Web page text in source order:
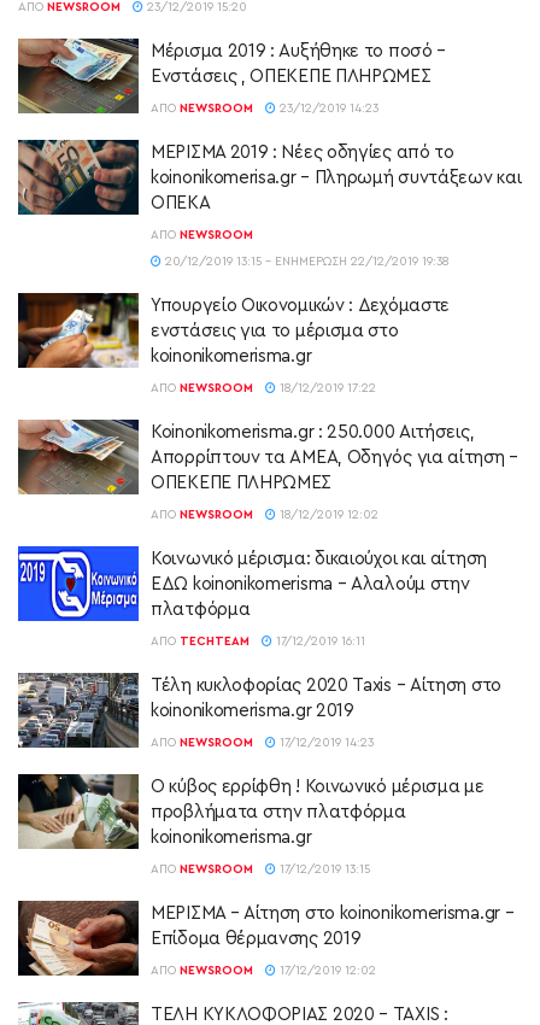
ΑΠΌ NEWSROOM 23/12/2019 15:20
Μέρισμα 2019 : Αυξήθηκε το ποσό –
Ενστάσεις , ΟΠΕΚΕΠΕ ΠΛΗΡΩΜΕΣ
ΑΠΌ NEWSROOM 23/12/2019 14:23
ΜΕΡΙΣΜΑ 2019 : Νέες οδηγίες από το
koinonikomerisa.gr – Πληρωμή συντάξεων και
ΟΠΕΚΑ
ΑΠΌ NEWSROOM
20/12/2019 13:15 - ΕΝΗΜΈΡΩΣΗ 22/12/2019 19:38
Υπουργείο Οικονομικών : Δεχόμαστε
ενστάσεις για το μέρισμα στο
koinonikomerisma.gr
ΑΠΌ NEWSROOM 18/12/2019 17:22
Koinonikomerisma.gr : 250.000 Αιτήσεις,
Απορρίπτουν τα ΑΜΕΑ, Οδηγός για αίτηση –
ΟΠΕΚΕΠΕ ΠΛΗΡΩΜΕΣ
ΑΠΌ NEWSROOM 18/12/2019 12:02
Κοινωνικό μέρισμα: δικαιούχοι και αίτηση
ΕΔΩ koinonikomerisma – Αλαλούμ στην
πλατφόρμα
ΑΠΌ TECHTEAM 17/12/2019 16:11
Τέλη κυκλοφορίας 2020 Taxis – Αίτηση στο
koinonikomerisma.gr 2019
ΑΠΌ NEWSROOM 17/12/2019 14:23
Ο κύβος ερρίφθη ! Κοινωνικό μέρισμα με
προβλήματα στην πλατφόρμα
koinonikomerisma.gr
ΑΠΌ NEWSROOM 17/12/2019 13:15
ΜΕΡΙΣΜΑ – Αίτηση στο koinonikomerisma.gr –
Επίδομα θέρμανσης 2019
ΑΠΌ NEWSROOM 17/12/2019 12:02
ΤΕΛΗ ΚΥΚΛΟΦΟΡΙΑΣ 2020 – TAXIS :